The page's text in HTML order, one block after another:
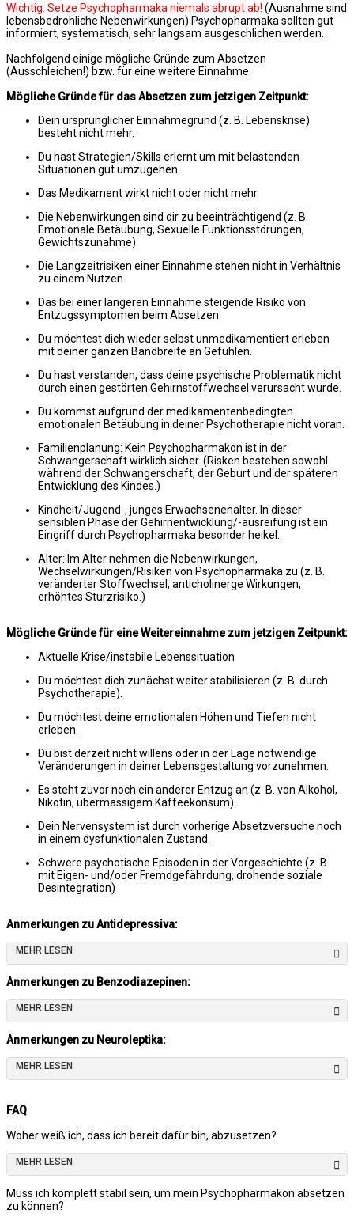
Wichtig: Setze Psychopharmaka niemals abrupt ab! (Ausnahme sind
lebensbedrohliche Nebenwirkungen) Psychopharmaka sollten gut
informiert, systematisch, sehr langsam ausgeschlichen werden.
Nachfolgend einige mögliche Gründe zum Absetzen
(Ausschleichen!) bzw. für eine weitere Einnahme:
Mögliche Gründe für das Absetzen zum jetzigen Zeitpunkt:
Dein ursprünglicher Einnahmegrund (z. B. Lebenskrise)
besteht nicht mehr.
Du hast Strategien/Skills erlernt um mit belastenden
Situationen gut umzugehen.
Das Medikament wirkt nicht oder nicht mehr.
Die Nebenwirkungen sind dir zu beeinträchtigend (z. B.
Emotionale Betäubung, Sexuelle Funktionsstörungen,
Gewichtszunahme).
Die Langzeitrisiken einer Einnahme stehen nicht in Verhältnis
zu einem Nutzen.
Das bei einer längeren Einnahme steigende Risiko von
Entzugssymptomen beim Absetzen
Du möchtest dich wieder selbst unmedikamentiert erleben
mit deiner ganzen Bandbreite an Gefühlen.
Du hast verstanden, dass deine psychische Problematik nicht
durch einen gestörten Gehirnstoffwechsel verursacht wurde.
Du kommst aufgrund der medikamentenbedingten
emotionalen Betäubung in deiner Psychotherapie nicht voran.
Familienplanung: Kein Psychopharmakon ist in der
Schwangerschaft wirklich sicher. (Risken bestehen sowohl
während der Schwangerschaft, der Geburt und der späteren
Entwicklung des Kindes.)
Kindheit/Jugend-, junges Erwachsenenalter. In dieser
sensiblen Phase der Gehirnentwicklung/-ausreifung ist ein
Eingriff durch Psychopharmaka besonder heikel.
Alter: Im Alter nehmen die Nebenwirkungen,
Wechselwirkungen/Risiken von Psychopharmaka zu (z. B.
veränderter Stoffwechsel, anticholinerge Wirkungen,
erhöhtes Sturzrisiko.)
Mögliche Gründe für eine Weitereinnahme zum jetzigen Zeitpunkt:
Aktuelle Krise/instabile Lebenssituation
Du möchtest dich zunächst weiter stabilisieren (z. B. durch
Psychotherapie).
Du möchtest deine emotionalen Höhen und Tiefen nicht
erleben.
Du bist derzeit nicht willens oder in der Lage notwendige
Veränderungen in deiner Lebensgestaltung vorzunehmen.
Es steht zuvor noch ein anderer Entzug an (z. B. von Alkohol,
Nikotin, übermässigem Kaffeekonsum).
Dein Nervensystem ist durch vorherige Absetzversuche noch
in einem dysfunktionalen Zustand.
Schwere psychotische Episoden in der Vorgeschichte (z. B.
mit Eigen- und/oder Fremdgefährdung, drohende soziale
Desintegration)
Anmerkungen zu Antidepressiva:
MEHR LESEN
Anmerkungen zu Benzodiazepinen:
MEHR LESEN
Anmerkungen zu Neuroleptika:
MEHR LESEN
FAQ
Woher weiß ich, dass ich bereit dafür bin, abzusetzen?
MEHR LESEN
Muss ich komplett stabil sein, um mein Psychopharmakon absetzen
zu können?